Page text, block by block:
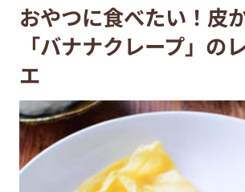
おやつに食べたい！皮
「バナナクレープ」の
エ